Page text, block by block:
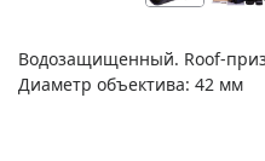
Водозащищенный. Roof-
Диаметр объектива: 42 мм